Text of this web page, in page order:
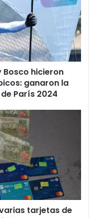
Bosco hicieron
ganaron la
París 2024
tarjetas de